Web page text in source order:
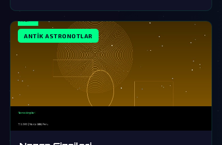
ANTIK ASTRONOTLAR